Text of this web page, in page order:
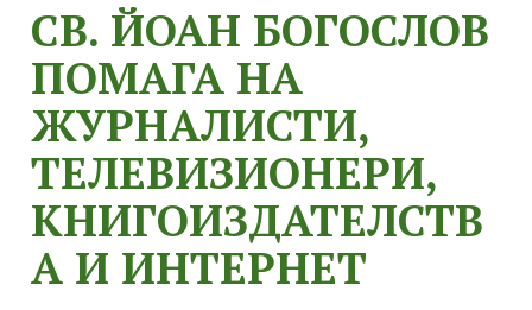
СВ. ЙОАН БОГОСЛОВ
ПОМАГА НА
ЖУРНАЛИСТИ,
ТЕЛЕВИЗИОНЕРИ,
КНИГОИЗДАТЕЛСТВ
А И ИНТЕРНЕТ